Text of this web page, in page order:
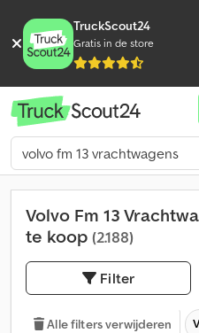
TruckScout24
Gratis in de store
Volvo Fm 13
te koop (2.188)
Filter
Alle filters verwijderen